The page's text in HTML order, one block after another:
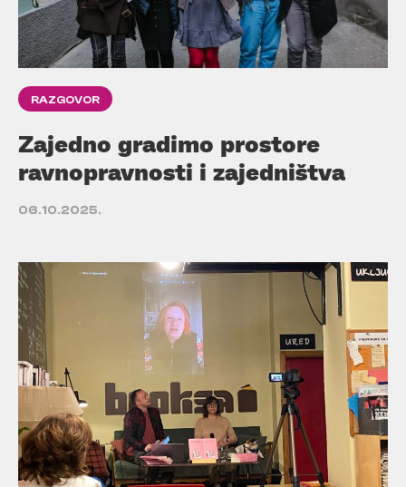
RAZGOVOR
Zajedno gradimo prostore
ravnopravnosti i zajedništva
06.10.2025.